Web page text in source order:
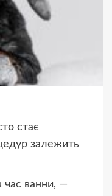
стає
залежить
час ванни, —